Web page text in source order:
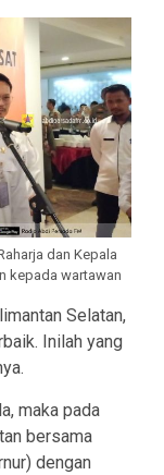
dan Kepala
kepada wartawan
Selatan,
Inilah yang
maka pada
bersama
dengan